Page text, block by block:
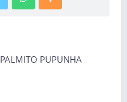
PALMITO PUPUNHA